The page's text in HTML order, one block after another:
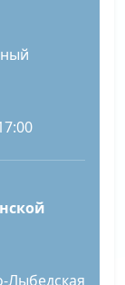
Лыбедская